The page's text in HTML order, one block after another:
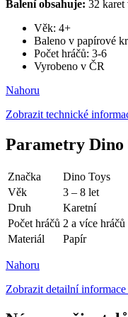
Balení obsahuje: 32 karet
Věk: 4+
Baleno v papírové
Počet hráčů: 3-6
Vyrobeno v ČR
Nahoru
Zobrazit technické
Parametry
Značka
Dino Toys
Věk
3 – 8 let
Druh
Karetní
Počet hráčů 2 a více hráčů
Materiál
Papír
Nahoru
Zobrazit detailní informace